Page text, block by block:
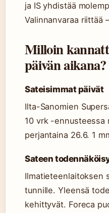
ja IS yhdistää
Valinnanvaraa riittää
Milloin
päivän aikana?
Sateisimmat päivät
Ilta-Sanomien
10 vrk -ennusteessa
perjantaina 26.6. 1
Sateen
Ilmatieteenlaitoksen
tunnille. Yleensä
kehittyvät. Foreca